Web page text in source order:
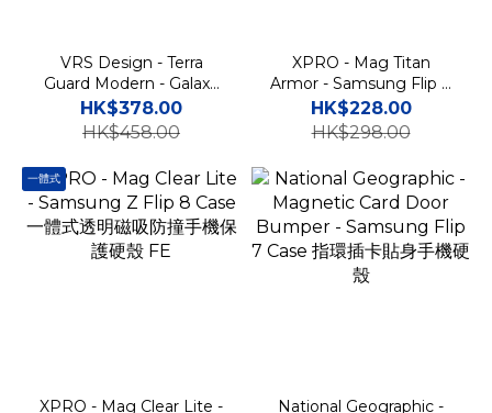
VRS Design - Terra
Guard Modern - Galaxy
Z Flip 8 Magsafe Case
磁吸充電高度防撞鉸鏈保護
手機殼
HK$378.00
HK$458.00
XPRO - Mag Titan
Armor - Samsung Flip 8
Case 高度防撞支架鉸鏈蓋
手機保護殼
HK$228.00
HK$298.00
一體式
XPRO - Mag Clear Lite - National Geographic -